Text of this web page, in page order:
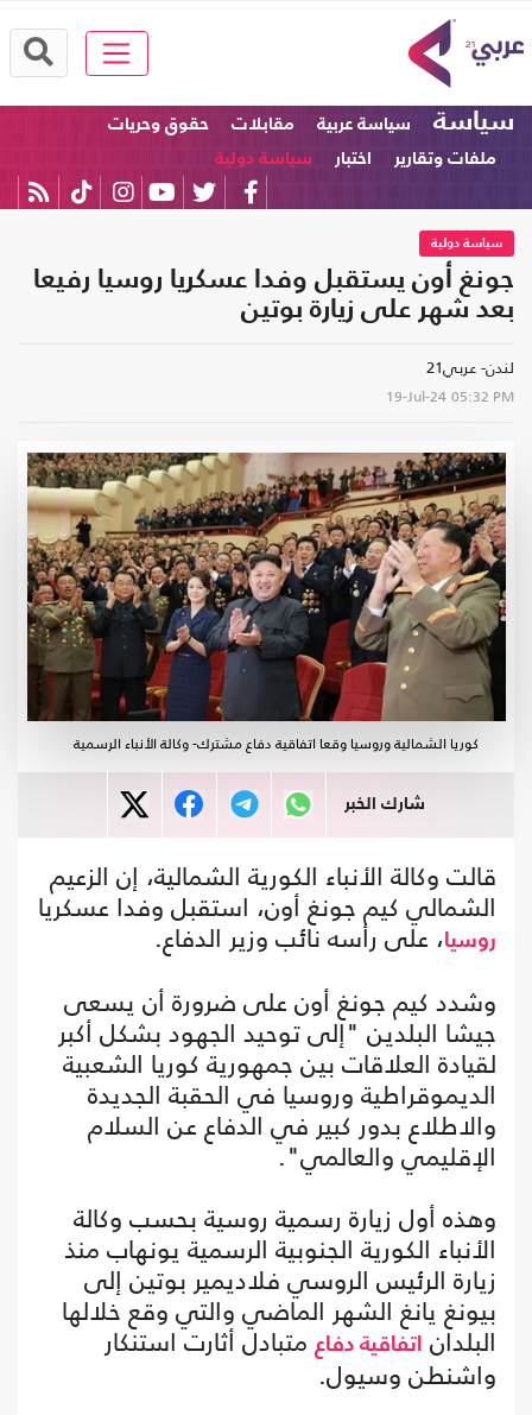
سياسة سياسة عربية مقابلات
حقوق وحريات
ملفات وتقارير
اختبار سياسة دولية
سياسة دولية
جونغ أون يستقبل وفدا عسكريا روسيا رفيعا
بعد شهر على زيارة بوتين
لندن- عربي21
19-Jul-24 05:32 PM
كوريا الشمالية وروسيا وقعا اتفاقية دفاع مشترك- وكالة الأنباء الرسمية
شارك الخبر
قالت وكالة الأنباء الكورية الشمالية، إن الزعيم
الشمالي كيم جونغ أون، استقبل وفدا عسكريا
روسيا، على رأسه نائب وزير الدفاع.
وشدد كيم جونغ أون على ضرورة أن يسعى
جيشا البلدين "إلى توحيد الجهود بشكل أكبر
لقيادة العلاقات بين جمهورية كوريا الشعبية
الديموقراطية وروسيا في الحقبة الجديدة
والاطلاع بدور كبير في الدفاع عن السلام
الإقليمي والعالمي".
وهذه أول زيارة رسمية روسية بحسب وكالة
الأنباء الكورية الجنوبية الرسمية يونهاب منذ
زيارة الرئيس الروسي فلاديمير بوتين إلى
بيونغ يانغ الشهر الماضي والتي وقع خلالها
البلدان اتفاقية دفاع متبادل أثارت استنكار
واشنطن وسيول.